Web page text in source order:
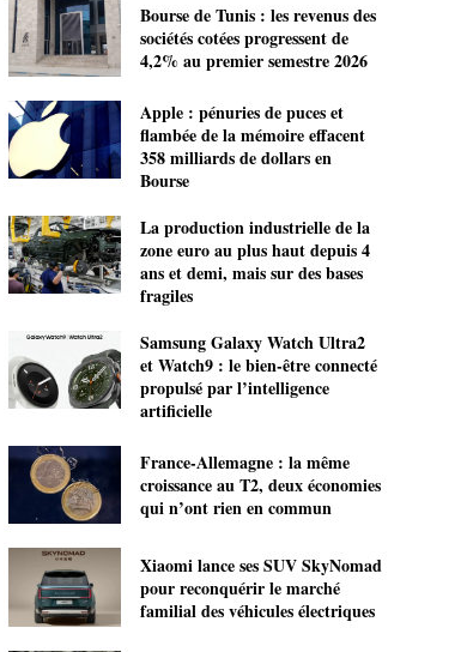
Bourse de Tunis : les revenus des
sociétés cotées progressent de
4,2% au premier semestre 2026
Apple : pénuries de puces et
flambée de la mémoire effacent
358 milliards de dollars en
Bourse
La production industrielle de la
zone euro au plus haut depuis 4
ans et demi, mais sur des bases
fragiles
Samsung Galaxy Watch Ultra2
et Watch9 : le bien-être connecté
propulsé par l’intelligence
artificielle
France-Allemagne : la même
croissance au T2, deux économies
qui n’ont rien en commun
Xiaomi lance ses SUV SkyNomad
pour reconquérir le marché
familial des véhicules électriques